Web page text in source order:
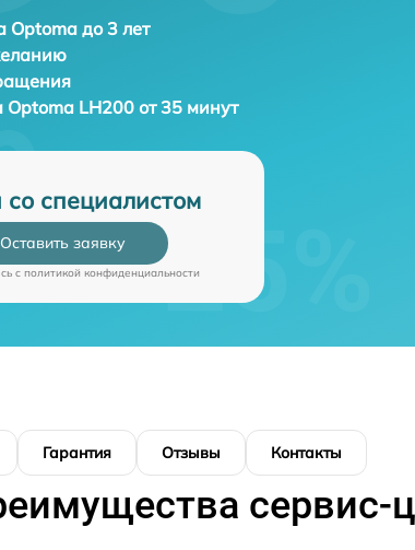
Optoma до 3 лет
Optoma LH200 от 35 минут
со специалистом
Оставить заявку
c политикой конфиденциальности
Гарантия Отзывы Контакты
сервис-